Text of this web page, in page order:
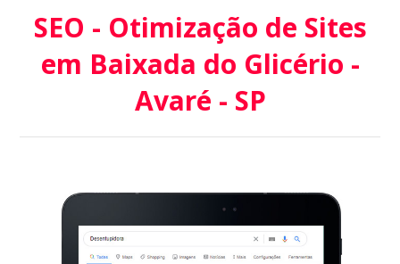
SEO - Otimização de Sites
em Baixada do Glicério -
Avaré - SP